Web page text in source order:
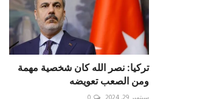
تركيا: نصر الله كان شخصية مهمة
ومن الصعب تعويضه